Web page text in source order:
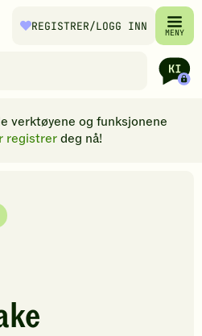
REGISTRER/LOGG INN MENY
verktøyene og funksjonene
registrerdeg nå!